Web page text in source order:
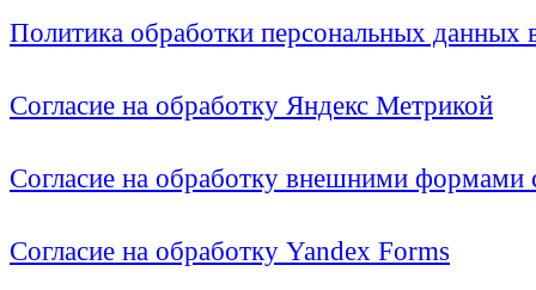
Политика обработки персональных
Согласие на обработку Яндекс Метрикой
Согласие на обработку внешними формами
Согласие на обработку Yandex Forms